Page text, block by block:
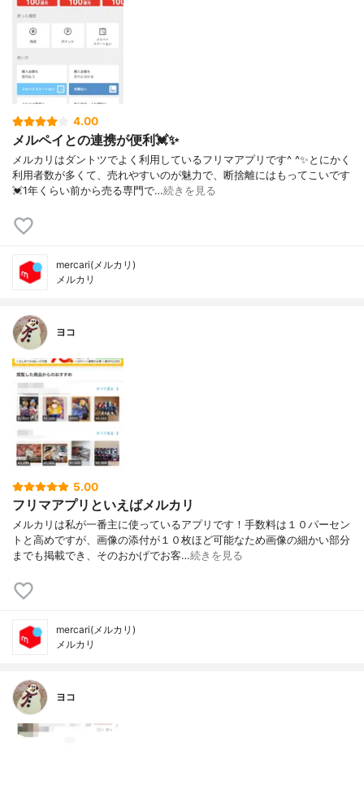
4.00
メルペイとの連携が便利💓✨
メルカリはダントツでよく利用しているフリマアプリです^ ^✨とにかく
利用者数が多くて、売れやすいのが魅力で、断捨離にはもってこいです
💓1年くらい前から売る専門で…続きを見る
mercari(メルカリ)
メルカリ
ヨコ
5.00
フリマアプリといえばメルカリ
メルカリは私が一番主に使っているアプリです！手数料は１０パーセン
トと高めですが、画像の添付が１０枚ほど可能なため画像の細かい部分
までも掲載でき、そのおかげでお客…続きを見る
mercari(メルカリ)
メルカリ
ヨコ